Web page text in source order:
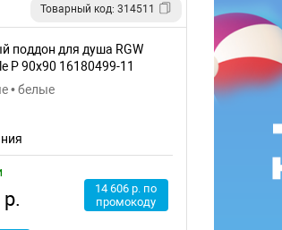
Товарный код: 314511
поддон для душа RGW
P 90x90 16180499-11
• белые
14 606 р. по
промокоду